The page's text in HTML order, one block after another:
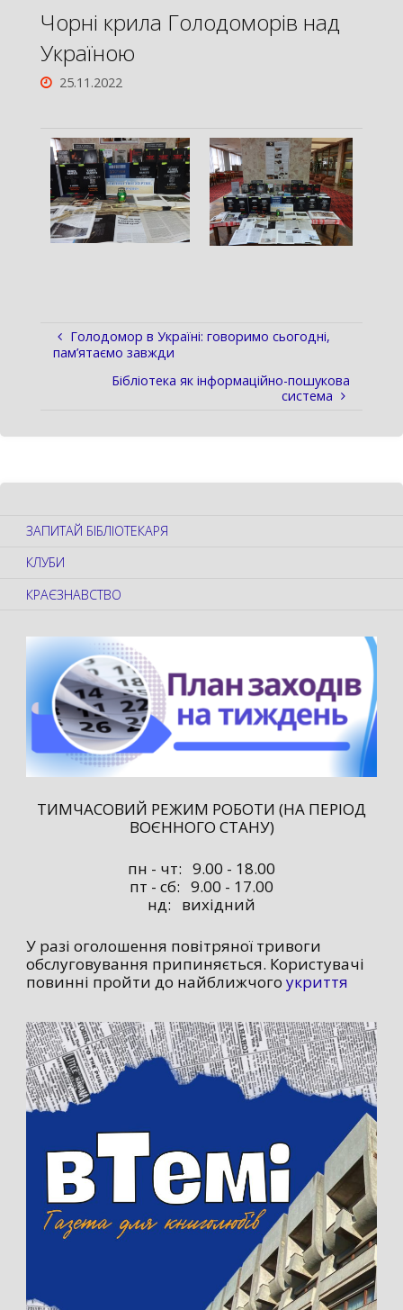
Чорні крила Голодоморів над
Україною
25.11.2022
Голодомор в Україні: говоримо сьогодні,
пам’ятаємо завжди
Бібліотека як інформаційно-пошукова
система
ЗАПИТАЙ БІБЛІОТЕКАРЯ
КЛУБИ
КРАЄЗНАВСТВО
ТИМЧАСОВИЙ РЕЖИМ РОБОТИ (НА ПЕРІОД
ВОЄННОГО СТАНУ)
пн - чт: 9.00 - 18.00
пт - сб: 9.00 - 17.00
нд: вихідний
У разі оголошення повітряної тривоги
обслуговування припиняється. Користувачі
повинні пройти до найближчого укриття